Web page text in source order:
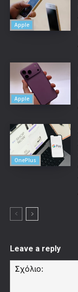
Apple
Apple
OnePlus
Leave a reply